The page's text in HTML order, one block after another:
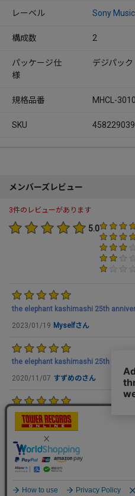
レーベル Sony
構成数 2
パッケージ仕
様
デジパック
規格品番 MHCL-
SKU
メンバーズレビュー
3件のレビューがあります
5.0
the elephant kashimashi 25th
2023/01/19 Myselfさん
the elephant kashimashi 25th
2020/11/07 すずめのさん
エレファント・カシマシ｜CDアルバム
初めて聴いたのは中1のとき。こん
2006/01/29
この商品をレビューする